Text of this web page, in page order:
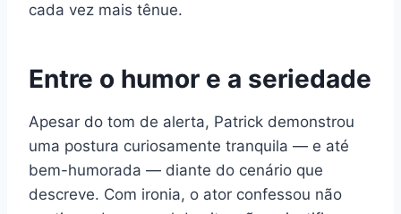
cada vez mais tênue.
Entre o humor e a seriedade
Apesar do tom de alerta, Patrick demonstrou
uma postura curiosamente tranquila — e até
bem-humorada — diante do cenário que
descreve. Com ironia, o ator confessou não